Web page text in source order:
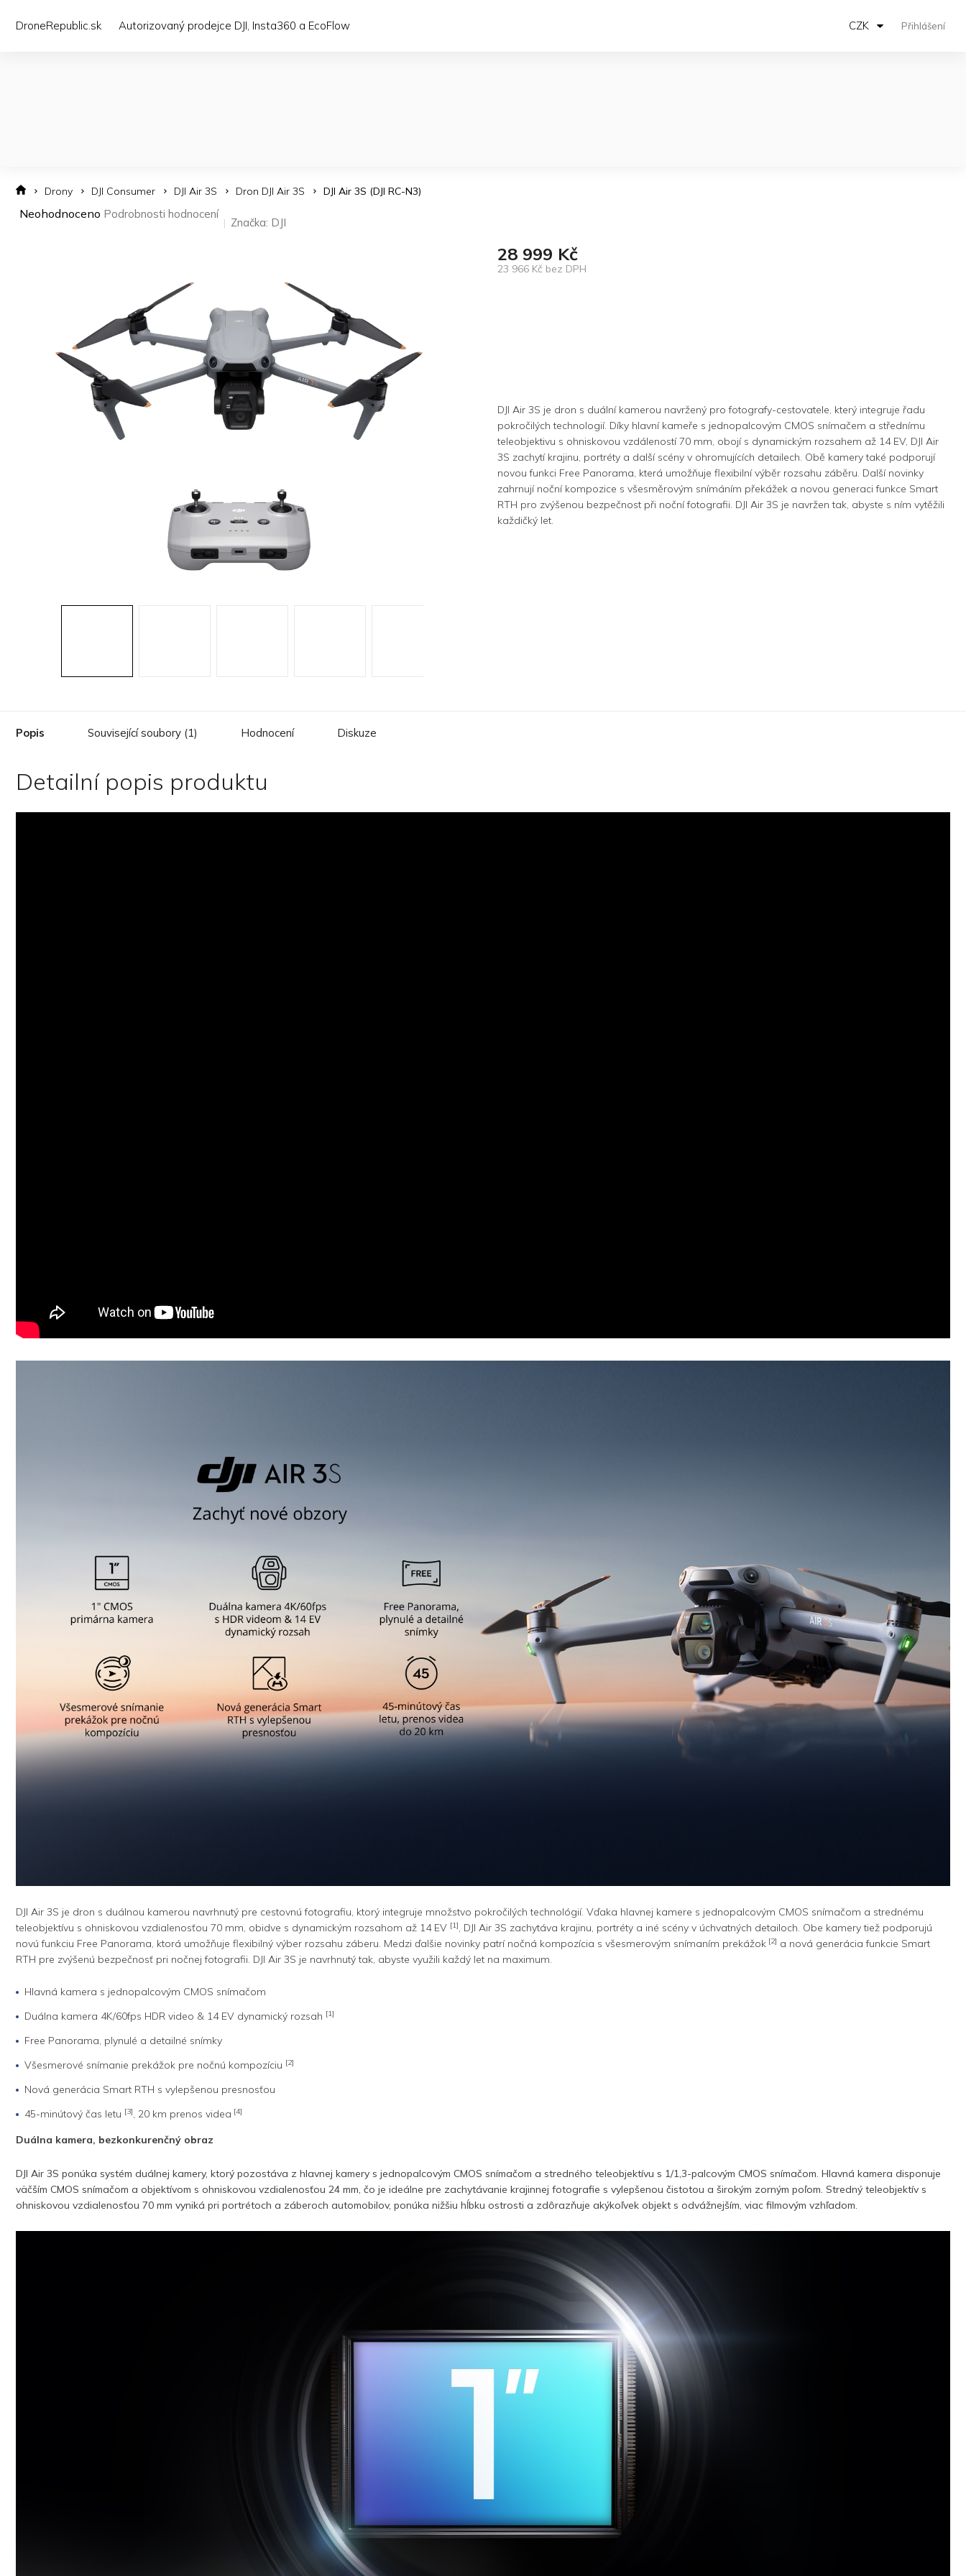
DroneRepublic.sk Autorizovaný prodejce DJI, Insta360 a EcoFlow CZK Přihlášení
Drony DJI Consumer DJI Air 3S Dron DJI Air 3S DJI Air 3S (DJI RC-N3)
Průměrné
Neohodnoceno Podrobnosti hodnocení
Značka: DJI
28 999 Kč
23 966 Kč bez DPH
DJI Air 3S je dron s duální kamerou navržený pro fotografy-cestovatele, který integruje řadu
pokročilých technologií. Díky hlavní kameře s jednopalcovým CMOS snímačem a střednímu
teleobjektivu s ohniskovou vzdáleností 70 mm, obojí s dynamickým rozsahem až 14 EV, DJI Air
3S zachytí krajinu, portréty a další scény v ohromujících detailech. Obě kamery také podporují
novou funkci Free Panorama, která umožňuje flexibilní výběr rozsahu záběru. Další novinky
zahrnují noční kompozice s všesměrovým snímáním překážek a novou generaci funkce Smart
RTH pro zvýšenou bezpečnost při noční fotografii. DJI Air 3S je navržen tak, abyste s ním vytěžili
každičký let.
Popis Související soubory (1) Hodnocení Diskuze
Detailní popis produktu
DJI Air 3S je dron s duálnou kamerou navrhnutý pre cestovnú fotografiu, ktorý integruje množstvo pokročilých technológií. Vďaka hlavnej kamere s jednopalcovým CMOS snímačom a strednému
teleobjektívu s ohniskovou vzdialenosťou 70 mm, obidve s dynamickým rozsahom až 14 EV [1], DJI Air 3S zachytáva krajinu, portréty a iné scény v úchvatných detailoch. Obe kamery tiež podporujú
novú funkciu Free Panorama, ktorá umožňuje flexibilný výber rozsahu záberu. Medzi ďalšie novinky patrí nočná kompozícia s všesmerovým snímaním prekážok [2] a nová generácia funkcie Smart
RTH pre zvýšenú bezpečnosť pri nočnej fotografii. DJI Air 3S je navrhnutý tak, abyste využili každý let na maximum.
Hlavná kamera s jednopalcovým CMOS snímačom
Duálna kamera 4K/60fps HDR video & 14 EV dynamický rozsah [1]
Free Panorama, plynulé a detailné snímky
Všesmerové snímanie prekážok pre nočnú kompozíciu [2]
Nová generácia Smart RTH s vylepšenou presnosťou
45-minútový čas letu [3], 20 km prenos videa [4]
Duálna kamera, bezkonkurenčný obraz
DJI Air 3S ponúka systém duálnej kamery, ktorý pozostáva z hlavnej kamery s jednopalcovým CMOS snímačom a stredného teleobjektívu s 1/1,3-palcovým CMOS snímačom. Hlavná kamera disponuje
väčším CMOS snímačom a objektívom s ohniskovou vzdialenosťou 24 mm, čo je ideálne pre zachytávanie krajinnej fotografie s vylepšenou čistotou a širokým zorným poľom. Stredný teleobjektív s
ohniskovou vzdialenosťou 70 mm vyniká pri portrétoch a záberoch automobilov, ponúka nižšiu hĺbku ostrosti a zdôrazňuje akýkoľvek objekt s odvážnejším, viac filmovým vzhľadom.